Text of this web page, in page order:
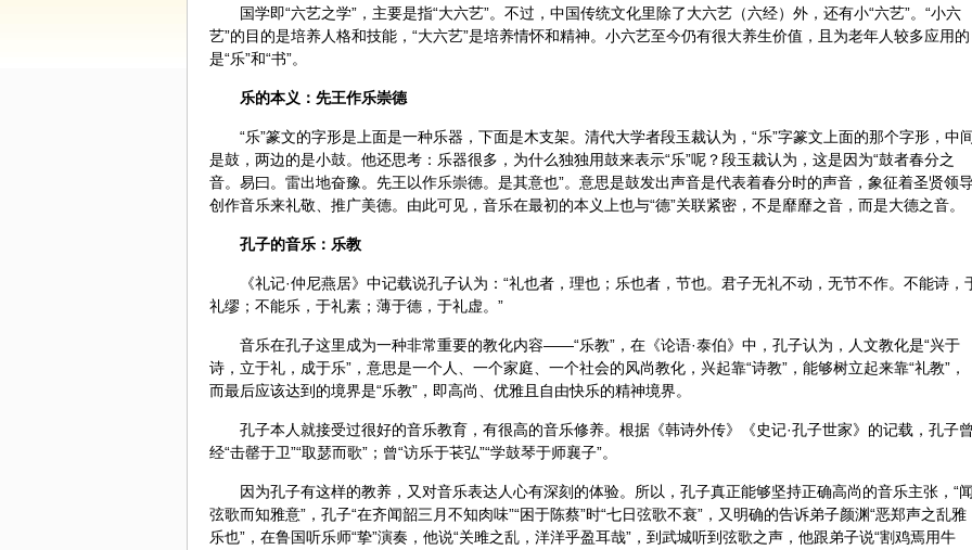
国学即“六艺之学”，主要是指“大六艺”。不过，中国传统文化里除了大六艺（六经）外，还有小“六艺”。“小六
艺”的目的是培养人格和技能，“大六艺”是培养情怀和精神。小六艺至今仍有很大养生价值，且为老年人较多应用的
是“乐”和“书”。
乐的本义：先王作乐崇德
“乐”篆文的字形是上面是一种乐器，下面是木支架。清代大学者段玉裁认为，“乐”字篆文上面的那个字形，中
是鼓，两边的是小鼓。他还思考：乐器很多，为什么独独用鼓来表示“乐”呢？段玉裁认为，这是因为“鼓者春分之
音。易曰。雷出地奋豫。先王以作乐崇德。是其意也”。意思是鼓发出声音是代表着春分时的声音，象征着圣贤领
创作音乐来礼敬、推广美德。由此可见，音乐在最初的本义上也与“德”关联紧密，不是靡靡之音，而是大德之音。
孔子的音乐：乐教
《礼记·仲尼燕居》中记载说孔子认为：“礼也者，理也；乐也者，节也。君子无礼不动，无节不作。不能诗，
礼缪；不能乐，于礼素；薄于德，于礼虚。”
音乐在孔子这里成为一种非常重要的教化内容——“乐教”，在《论语·泰伯》中，孔子认为，人文教化是“兴于
诗，立于礼，成于乐”，意思是一个人、一个家庭、一个社会的风尚教化，兴起靠“诗教”，能够树立起来靠“礼教”，
而最后应该达到的境界是“乐教”，即高尚、优雅且自由快乐的精神境界。
孔子本人就接受过很好的音乐教育，有很高的音乐修养。根据《韩诗外传》《史记·孔子世家》的记载，孔子
经“击罄于卫”“取瑟而歌”；曾“访乐于苌弘”“学鼓琴于师襄子”。
因为孔子有这样的教养，又对音乐表达人心有深刻的体验。所以，孔子真正能够坚持正确高尚的音乐主张，“
弦歌而知雅意”，孔子“在齐闻韶三月不知肉味”“困于陈蔡”时“七日弦歌不衰”，又明确的告诉弟子颜渊“恶郑声之乱雅
乐也”，在鲁国听乐师“挚”演奏，他说“关雎之乱，洋洋乎盈耳哉”，到武城听到弦歌之声，他跟弟子说“割鸡焉用牛